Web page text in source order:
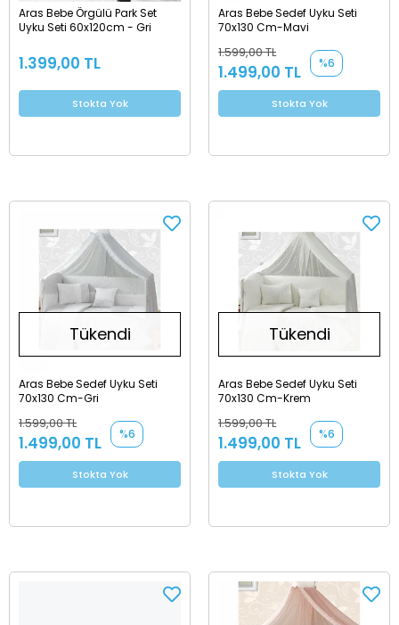
Aras Bebe Örgülü Park Set
Uyku Seti 60x120cm - Gri
1.399,00 TL
Stokta Yok
Aras Bebe Sedef Uyku Seti
70x130 Cm-Mavi
1.599,00 TL
1.499,00 TL %6
Stokta Yok
Tükendi
Aras Bebe Sedef Uyku Seti
70x130 Cm-Gri
1.599,00 TL
1.499,00 TL %6
Stokta Yok
Tükendi
Aras Bebe Sedef Uyku Seti
70x130 Cm-Krem
1.599,00 TL
1.499,00 TL %6
Stokta Yok